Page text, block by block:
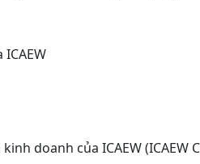
doanh của ICAEW